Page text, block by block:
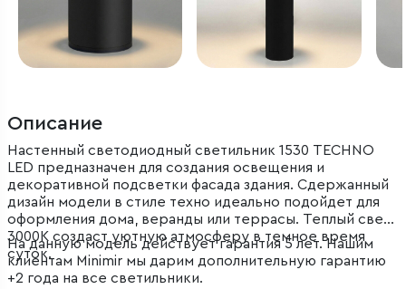
Описание
Настенный светодиодный светильник 1530 TECHNO
LED предназначен для создания освещения и
декоративной подсветки фасада здания. Сдержанный
дизайн модели в стиле техно идеально подойдет для
оформления дома, веранды или террасы. Теплый свет
3000K создаст уютную атмосферу в темное время
суток.
На данную модель действует гарантия 5 лет. Нашим
клиентам Minimir мы дарим дополнительную гарантию
+2 года на все светильники.